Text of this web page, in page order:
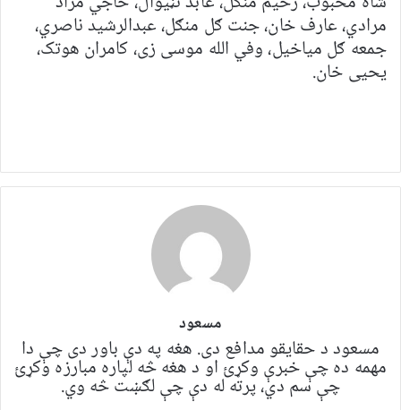
مرادي، عارف خان، جنت ګل منګل، عبدالرشید ناصري،
جمعه ګل میاخیل، وفي الله موسی زی، کامران هوتک،
یحیی خان.
مسعود
مسعود د حقایقو مدافع دی. هغه په ​​​​دې باور دی چې دا
مهمه ده چې خبرې وکړئ او د هغه څه لپاره مبارزه وکړئ
چې سم دي، پرته له دې چې لګښت څه وي.